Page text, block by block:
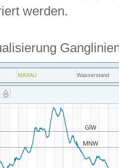
werden.